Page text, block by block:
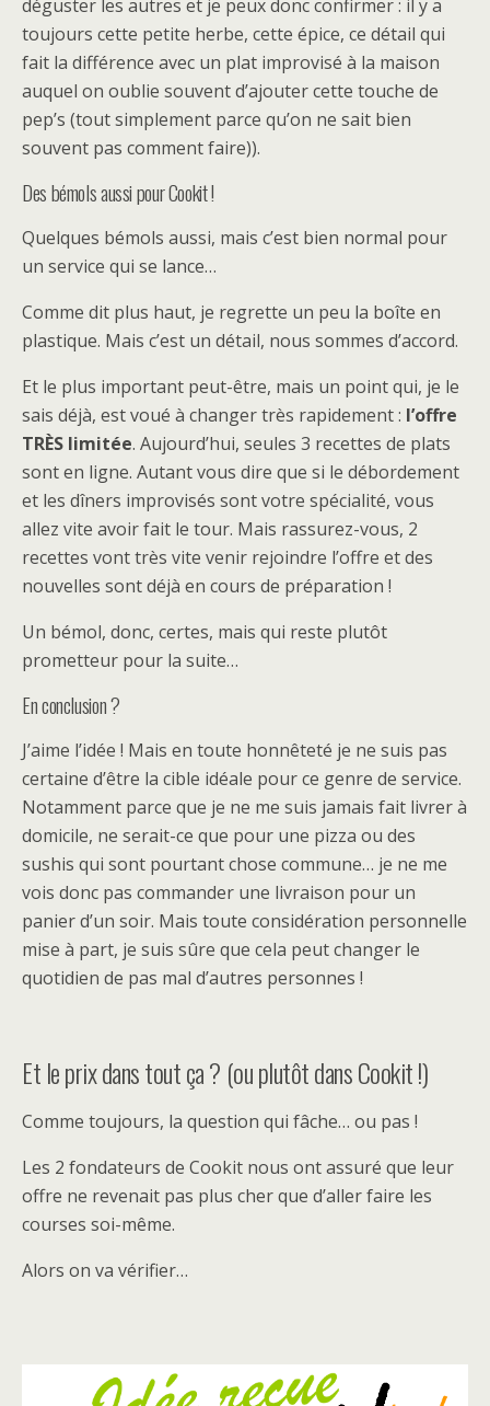
déguster les autres et je peux donc confirmer : il y a
toujours cette petite herbe, cette épice, ce détail qui
fait la différence avec un plat improvisé à la maison
auquel on oublie souvent d’ajouter cette touche de
pep’s (tout simplement parce qu’on ne sait bien
souvent pas comment faire)).
Des bémols aussi pour Cookit !
Quelques bémols aussi, mais c’est bien normal pour
un service qui se lance…
Comme dit plus haut, je regrette un peu la boîte en
plastique. Mais c’est un détail, nous sommes d’accord.
Et le plus important peut-être, mais un point qui, je le
sais déjà, est voué à changer très rapidement : l’offre
TRÈS limitée. Aujourd’hui, seules 3 recettes de plats
sont en ligne. Autant vous dire que si le débordement
et les dîners improvisés sont votre spécialité, vous
allez vite avoir fait le tour. Mais rassurez-vous, 2
recettes vont très vite venir rejoindre l’offre et des
nouvelles sont déjà en cours de préparation !
Un bémol, donc, certes, mais qui reste plutôt
prometteur pour la suite…
En conclusion ?
J’aime l’idée ! Mais en toute honnêteté je ne suis pas
certaine d’être la cible idéale pour ce genre de service.
Notamment parce que je ne me suis jamais fait livrer à
domicile, ne serait-ce que pour une pizza ou des
sushis qui sont pourtant chose commune… je ne me
vois donc pas commander une livraison pour un
panier d’un soir. Mais toute considération personnelle
mise à part, je suis sûre que cela peut changer le
quotidien de pas mal d’autres personnes !
Et le prix dans tout ça ? (ou plutôt dans Cookit !)
Comme toujours, la question qui fâche… ou pas !
Les 2 fondateurs de Cookit nous ont assuré que leur
offre ne revenait pas plus cher que d’aller faire les
courses soi-même.
Alors on va vérifier…